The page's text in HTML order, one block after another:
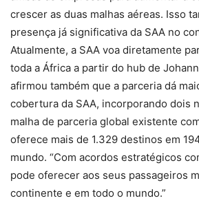
crescer as duas malhas aéreas. Isso
presença já significativa da SAA no
Atualmente, a SAA voa diretamente
toda a África a partir do hub de
afirmou também que a parceria dá
cobertura da SAA, incorporando dois
malha de parceria global existente
oferece mais de 1.329 destinos em
mundo. “Com acordos estratégicos
pode oferecer aos seus passageiros
continente e em todo o mundo.”